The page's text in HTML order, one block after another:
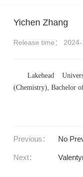
Yichen Zhang
Release time：
Lakehead
(Chemistry), Bachelor
Previous： No
Next：